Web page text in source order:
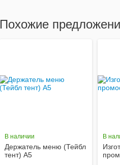
Похожие
В наличии
Держатель меню (Тейбл
тент) А5
В